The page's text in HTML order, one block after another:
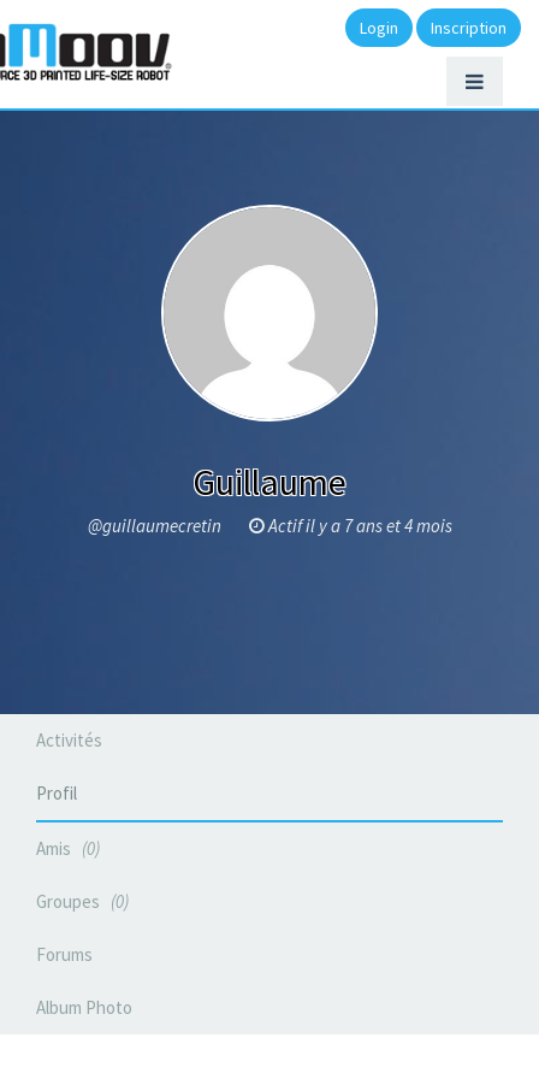
Login Inscription
Guillaume
@guillaumecretin Actif il y a 7 ans et 4 mois
Activités
Profil
Amis 0
Groupes 0
Forums
Album Photo